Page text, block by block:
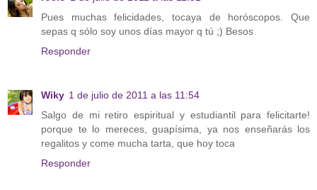
Pues muchas felicidades, tocaya de horóscopos. Que
sepas q sólo soy unos días mayor q tú ;) Besos
Responder
Wiky 1 de julio de 2011 a las 11:54
Salgo de mi retiro espiritual y estudiantil para felicitarte!
porque te lo mereces, guapísima, ya nos enseñarás los
regalitos y come mucha tarta, que hoy toca
Responder